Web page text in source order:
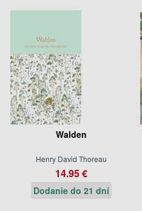
Walden
Henry David Thoreau
14.95 €
Dodanie do 21 dní